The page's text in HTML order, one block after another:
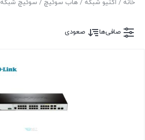
خانه / اکتیو شبکه / هاب سوئیچ / سوئیچ شبکه
صافی‌ها صعودی